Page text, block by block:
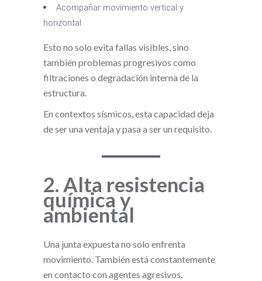
Acompañar movimiento vertical y
horizontal
Esto no solo evita fallas visibles, sino
también problemas progresivos como
filtraciones o degradación interna de la
estructura.
En contextos sísmicos, esta capacidad deja
de ser una ventaja y pasa a ser un requisito.
2. Alta resistencia
química y
ambiental
Una junta expuesta no solo enfrenta
movimiento. También está constantemente
en contacto con agentes agresivos.